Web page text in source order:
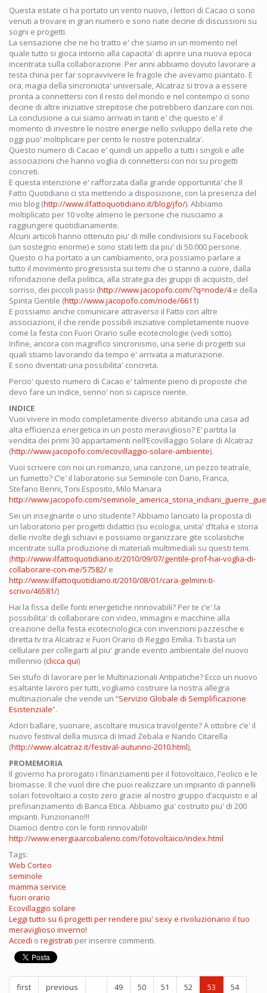
Questa estate ci ha portato un vento nuovo, i lettori di Cacao ci sono
venuti a trovare in gran numero e sono nate decine di discussioni su
sogni e progetti.
La sensazione che ne ho tratto e' che siamo in un momento nel
quale tutto si gioca intorno alla capacita' di aprire una nuova epoca
incentrata sulla collaborazione. Per anni abbiamo dovuto lavorare a
testa china per far sopravvivere le fragole che avevamo piantato. E
ora, magia della sincronicita' universale, Alcatraz si trova a essere
pronta a connettersi con il resto del mondo e nel contempo ci sono
decine di altre iniziative strepitose che potrebbero danzare con noi.
La conclusione a cui siamo arrivati in tanti e' che questo e' il
momento di investire le nostre energie nello sviluppo della rete che
oggi puo' moltiplicare per cento le nostre potenzialita'.
Questo numero di Cacao e' quindi un appello a tutti i singoli e alle
associazioni che hanno voglia di connettersi con noi su progetti
concreti.
E questa intenzione e' rafforzata dalla grande opportunita' che Il
Fatto Quotidiano ci sta mettendo a disposizione, con la presenza del
mio blog (http://www.ilfattoquotidiano.it/blog/jfo/). Abbiamo
moltiplicato per 10 volte almeno le persone che riusciamo a
raggiungere quotidianamente.
Alcuni articoli hanno ottenuto piu' di mille condivisioni su Facebook
(un sostegno enorme) e sono stati letti da piu' di 50.000 persone.
Questo ci ha portato a un cambiamento, ora possiamo parlare a
tutto il movimento progressista sui temi che ci stanno a cuore, dalla
rifondazione della politica, alla strategia dei gruppi di acquisto, del
sorriso, dei piccoli passi (http://www.jacopofo.com/?q=node/4e della
Spinta Gentile (http://www.jacopofo.com/node/6611)
E possiamo anche comunicare attraverso il Fatto con altre
associazioni, il che rende possibili iniziative completamente nuove
come la festa con Fuori Orario sulle ecotecnologie (vedi sotto).
Infine, ancora con magnifico sincronismo, una serie di progetti sui
quali stiamo lavorando da tempo e' arrivata a maturazione.
E sono diventati una possibilita' concreta.
Percio' questo numero di Cacao e' talmente pieno di proposte che
devo fare un indice, senno' non si capisce niente.
INDICE
Vuoi vivere in modo completamente diverso abitando una casa ad
alta efficienza energetica in un posto meraviglioso? E’ partita la
vendita dei primi 30 appartamenti nell’Ecovillaggio Solare di Alcatraz
(http://www.jacopofo.com/ecovillaggio-solare-ambiente).
Vuoi scrivere con noi un romanzo, una canzone, un pezzo teatrale,
un fumetto? C’e' il laboratorio sui Seminole con Dario, Franca,
Stefano Benni, Toni Esposito, Milo Manara
http://www.jacopofo.com/
Sei un insegnante o uno studente? Abbiamo lanciato la proposta di
un laboratorio per progetti didattici (su ecologia, unita' d’Italia e storia
delle rivolte degli schiavi e possiamo organizzare gite scolastiche
incentrate sulla produzione di materiali multimediali su questi temi.
(http://www.ilfattoquotidiano.it/2010/09/07/gentile-prof-hai-voglia-di-
collaborare-con-me/57582/ e
http://www.ilfattoquotidiano.it/2010/08/01/cara-gelmini-ti-
scrivo/46581/)
Hai la fissa delle fonti energetiche rinnovabili? Per te c’e' la
possibilita' di collaborare con video, immagini e macchine alla
creazione della festa ecotecnologica con invenzioni pazzesche e
diretta tv tra Alcatraz e Fuori Orario di Reggio Emilia. Ti basta un
cellulare per collegarti al piu' grande evento ambientale del nuovo
millennio (clicca qui)
Sei stufo di lavorare per le Multinazionali Antipatiche? Ecco un nuovo
esaltante lavoro per tutti, vogliamo costruire la nostra allegra
multinazionale che vende un “Servizio Globale di Semplificazione
Esistenziale”.
Adori ballare, suonare, ascoltare musica travolgente? A ottobre c’e' il
nuovo festival della musica di Imad Zebala e Nando Citarella
(http://www.alcatraz.it/festival-autunno-2010.html),
PROMEMORIA
Il governo ha prorogato i finanziamenti per il fotovoltaico, l'eolico e le
biomasse. Il che vuol dire che puoi realizzare un impianto di pannelli
solari fotovoltaici a costo zero grazie al nostro gruppo d’acquisto e al
prefinanziamento di Banca Etica. Abbiamo gia' costruito piu' di 200
impianti. Funzionano!!!
Diamoci dentro con le fonti rinnovabili!
http://www.energiaarcobaleno.com/fotovoltaico/index.html
Tags:
Web Corteo
seminole
mamma service
fuori orario
Ecovillaggio solare
Leggi tutto su 6 progetti per rendere piu' sexy e rivoluzionario il tuo
meraviglioso inverno!
Accedi o registrati per inserire commenti.
first previous … 49 50 51 52 53 54